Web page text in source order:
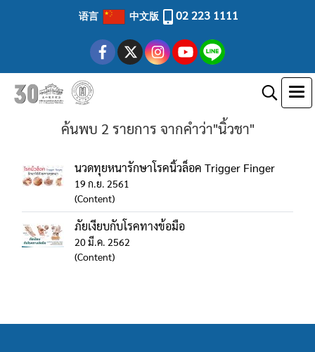
语言 中文版 02 223 1111
ค้นพบ 2 รายการ จากคำว่า"นิ้วชา"
นวดทุยหนารักษาโรคนิ้วล็อค Trigger Finger
19 ก.ย. 2561
(Content)
ภัยเงียบกับโรคทางข้อมือ
20 มี.ค. 2562
(Content)